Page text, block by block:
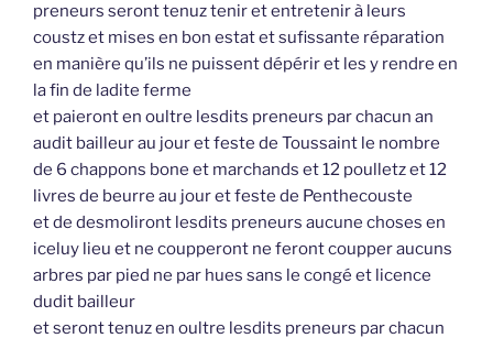
preneurs seront tenuz tenir et entretenir à leurs
coustz et mises en bon estat et sufissante réparation
en manière qu’ils ne puissent dépérir et les y rendre en
la fin de ladite ferme
et paieront en oultre lesdits preneurs par chacun an
audit bailleur au jour et feste de Toussaint le nombre
de 6 chappons bone et marchands et 12 poulletz et 12
livres de beurre au jour et feste de Penthecouste
et de desmoliront lesdits preneurs aucune choses en
iceluy lieu et ne coupperont ne feront coupper aucuns
arbres par pied ne par hues sans le congé et licence
dudit bailleur
et seront tenuz en oultre lesdits preneurs par chacun